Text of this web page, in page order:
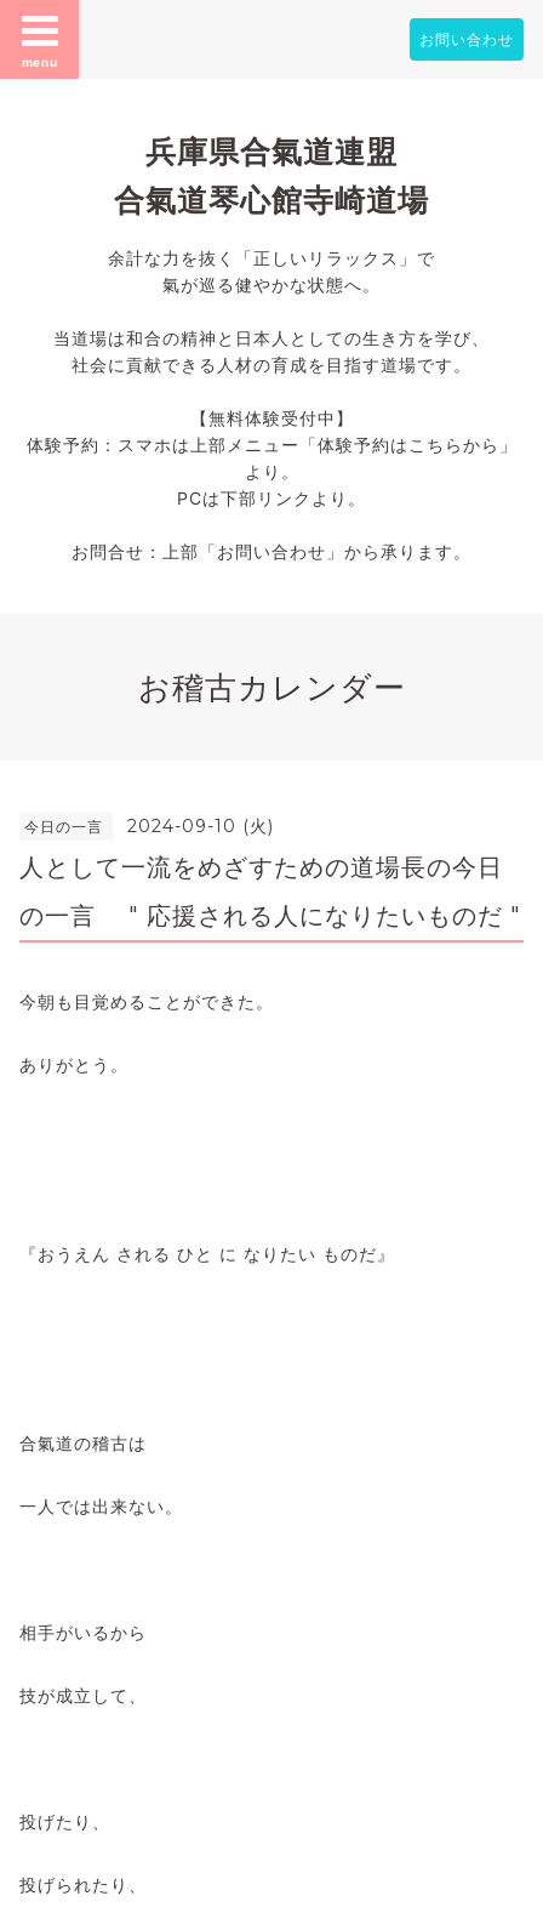
menu
お問い合わせ
兵庫県合氣道連盟
合氣道琴心館寺崎道場
余計な力を抜く「正しいリラックス」で
氣が巡る健やかな状態へ。
当道場は和合の精神と日本人としての生き方を学び、
社会に貢献できる人材の育成を目指す道場です。
【無料体験受付中】
体験予約：スマホは上部メニュー「体験予約はこちらから」
より。
PCは下部リンクより。
お問合せ：上部「お問い合わせ」から承ります。
お稽古カレンダー
今日の一言 2024-09-10 (火)
人として一流をめざすための道場長の今日
の一言 " 応援される人になりたいものだ "
今朝も目覚めることができた。
ありがとう。
『おうえん される ひと に なりたい ものだ』
合氣道の稽古は
一人では出来ない。
相手がいるから
技が成立して、
投げたり、
投げられたり、